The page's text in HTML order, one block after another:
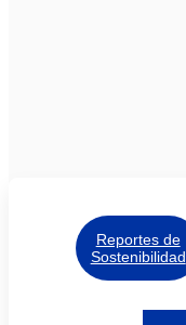
Reportes de
Sostenibilidad